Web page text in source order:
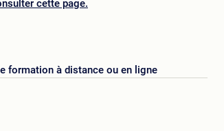
cette page.
formation à distance ou en ligne